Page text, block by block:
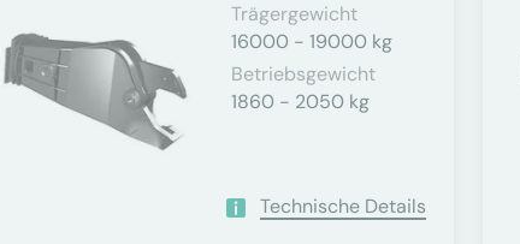
Trägergewicht
16000 - 19000 kg
Betriebsgewicht
1860 - 2050 kg
Technische Details